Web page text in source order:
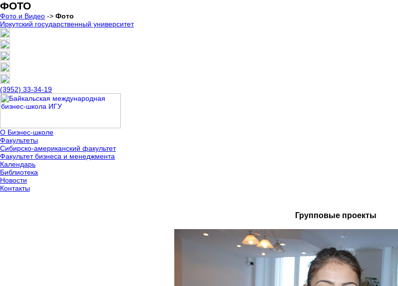
ФОТО
Фото и Видео -> Фото
Иркутский государственный университет
(3952) 33-34-19
О Бизнес-школе
Факультеты
Сибирско-американский факультет
Факультет бизнеса и менеджмента
Календарь
Библиотека
Новости
Контакты
Групповые проекты